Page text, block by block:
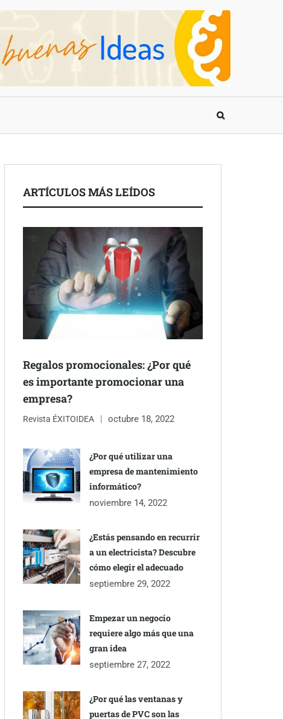
ARTÍCULOS MÁS LEÍDOS
Regalos promocionales: ¿Por qué
es importante promocionar una
empresa?
Revista ÉXITOIDEA octubre 18, 2022
¿Por qué utilizar una
empresa de mantenimiento
informático?
noviembre 14, 2022
¿Estás pensando en recurrir
a un electricista? Descubre
cómo elegir el adecuado
septiembre 29, 2022
Empezar un negocio
requiere algo más que una
gran idea
septiembre 27, 2022
¿Por qué las ventanas y
puertas de PVC son las